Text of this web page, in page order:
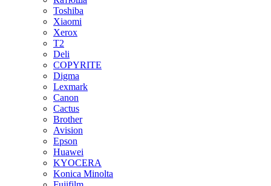
Toshiba
Xiaomi
Xerox
T2
Deli
COPYRITE
Digma
Lexmark
Canon
Cactus
Brother
Avision
Epson
Huawei
KYOCERA
Konica Minolta